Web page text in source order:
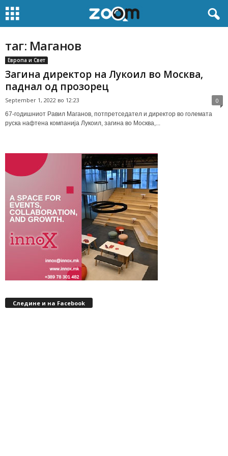
таг: Маганов
Европа и Свет
Загина директор на Лукоил во Москва,
паднал од прозорец
September 1, 2022 во 12:23 0
67-годишниот Равил Маганов, потпретседател и директор во големата
руска нафтена компанија Лукоил, загина во Москва,...
Следине и на Facebook